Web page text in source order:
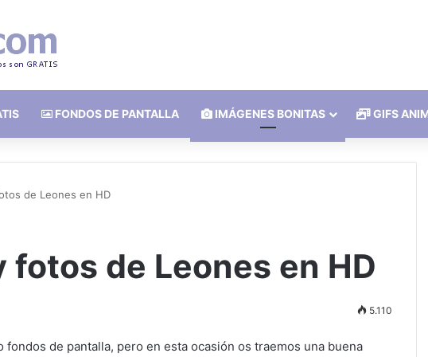
FONDOS DE PANTALLA IMÁGENES BONITAS GIFS
de Leones en HD
fotos de Leones en HD
5.110
de pantalla, pero en esta ocasión os traemos una buena